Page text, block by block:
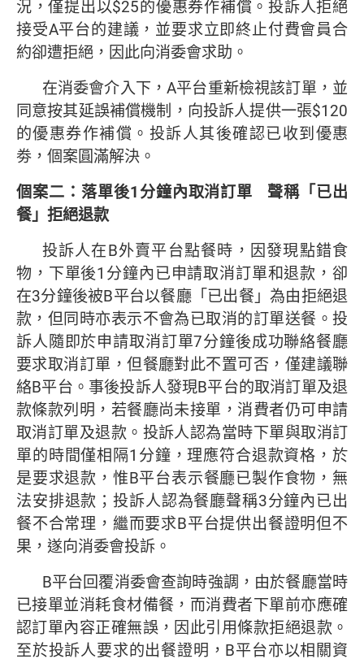
況，僅提出以$25的優惠券作補償。投訴人拒絕
接受A平台的建議，並要求立即終止付費會員合
約卻遭拒絕，因此向消委會求助。
在消委會介入下，A平台重新檢視該訂單，並
同意按其延誤補償機制，向投訴人提供一張$120
的優惠券作補償。投訴人其後確認已收到優惠
劵，個案圓滿解決。
個案二：落單後1分鐘內取消訂單
聲稱「已出
餐」拒絕退款
投訴人在B外賣平台點餐時，因發現點錯食
物，下單後1分鐘內已申請取消訂單和退款，卻
在3分鐘後被B平台以餐廳「已出餐」為由拒絕退
款，但同時亦表示不會為已取消的訂單送餐。投
訴人隨即於申請取消訂單7分鐘後成功聯絡餐廳
要求取消訂單，但餐廳對此不置可否，僅建議聯
絡B平台。事後投訴人發現B平台的取消訂單及退
款條款列明，若餐廳尚未接單，消費者仍可申請
取消訂單及退款。投訴人認為當時下單與取消訂
單的時間僅相隔1分鐘，理應符合退款資格，於
是要求退款，惟B平台表示餐廳已製作食物，無
法安排退款；投訴人認為餐廳聲稱3分鐘內已出
餐不合常理，繼而要求B平台提供出餐證明但不
果，遂向消委會投訴。
B平台回覆消委會查詢時強調，由於餐廳當時
已接單並消耗食材備餐，而消費者下單前亦應確
認訂單內容正確無誤，因此引用條款拒絕退款。
至於投訴人要求的出餐證明，B平台亦以相關資